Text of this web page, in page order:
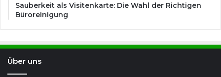
Sauberkeit als Visitenkarte: Die Wahl der Richtigen
Büroreinigung
Über uns